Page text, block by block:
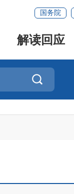
国务院
解读回应
